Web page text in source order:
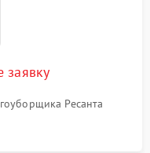
заявку
Ресанта